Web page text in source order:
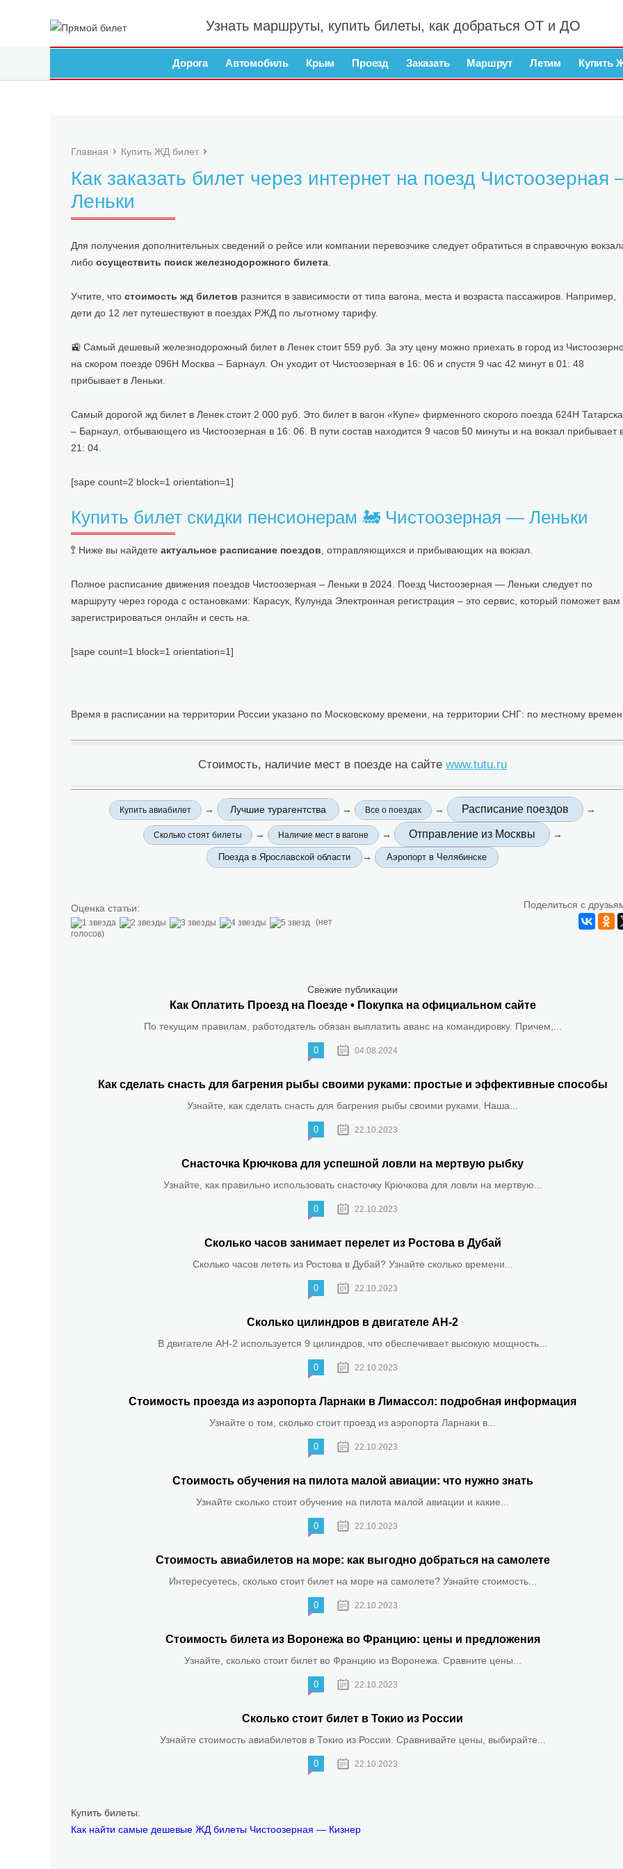
Узнать маршруты, купить билеты, как добраться ОТ и ДО
Дорога Автомобиль Крым Проезд Заказать Маршрут Летим Купить
Главная Купить ЖД билет
Как заказать билет через интернет на поезд Чистоозерная
Леньки
Для получения дополнительных сведений о рейсе или компании перевозчике следует обратиться в справочную
либо осуществить поиск железнодорожного билета.
Учтите, что стоимость жд билетов разнится в зависимости от типа вагона, места и возраста пассажиров. Например,
дети до 12 лет путешествуют в поездах РЖД по льготному тарифу.
🚉 Самый дешевый железнодорожный билет в Ленек стоит 559 руб. За эту цену можно приехать в город из
на скором поезде 096Н Москва – Барнаул. Он уходит от Чистоозерная в 16: 06 и спустя 9 час 42 минут в 01: 48
прибывает в Леньки.
Самый дорогой жд билет в Ленек стоит 2 000 руб. Это билет в вагон «Купе» фирменного скорого поезда 624Н
– Барнаул, отбывающего из Чистоозерная в 16: 06. В пути состав находится 9 часов 50 минуты и на вокзал прибывает
21: 04.
[sape count=2 block=1 orientation=1]
Купить билет скидки пенсионерам 🚂 Чистоозерная — Леньки
🚏 Ниже вы найдете актуальное расписание поездов, отправляющихся и прибывающих на вокзал.
Полное расписание движения поездов Чистоозерная – Леньки в 2024. Поезд Чистоозерная — Леньки следует по
маршруту через города с остановками: Карасук, Кулунда Электронная регистрация – это сервис, который поможет вам
зарегистрироваться онлайн и сесть на.
[sape count=1 block=1 orientation=1]
Время в расписании на территории России указано по Московскому времени, на территории СНГ: по местному
Стоимость, наличие мест в поезде на сайте www.tutu.ru
Купить авиабилет → Лучшие турагентства → Все о поездах → Расписание поездов →
Сколько стоят билеты → Наличие мест в вагоне → Отправление из Москвы →
Поезда в Ярославской области → Аэропорт в Челябинске
Оценка статьи:
(нет
голосов)
Поделиться с
Свежие публикации
Как Оплатить Проезд на Поезде • Покупка на официальном сайте
По текущим правилам, работодатель обязан выплатить аванс на командировку. Причем,...
0 04.08.2024
Как сделать снасть для багрения рыбы своими руками: простые и эффективные способы
Узнайте, как сделать снасть для багрения рыбы своими руками. Наша...
0 22.10.2023
Снасточка Крючкова для успешной ловли на мертвую рыбку
Узнайте, как правильно использовать снасточку Крючкова для ловли на мертвую...
0 22.10.2023
Сколько часов занимает перелет из Ростова в Дубай
Сколько часов лететь из Ростова в Дубай? Узнайте сколько времени...
0 22.10.2023
Сколько цилиндров в двигателе АН-2
В двигателе АН-2 используется 9 цилиндров, что обеспечивает высокую мощность...
0 22.10.2023
Стоимость проезда из аэропорта Ларнаки в Лимассол: подробная информация
Узнайте о том, сколько стоит проезд из аэропорта Ларнаки в...
0 22.10.2023
Стоимость обучения на пилота малой авиации: что нужно знать
Узнайте сколько стоит обучение на пилота малой авиации и какие...
0 22.10.2023
Стоимость авиабилетов на море: как выгодно добраться на самолете
Интересуетесь, сколько стоит билет на море на самолете? Узнайте стоимость...
0 22.10.2023
Стоимость билета из Воронежа во Францию: цены и предложения
Узнайте, сколько стоит билет во Францию из Воронежа. Сравните цены...
0 22.10.2023
Сколько стоит билет в Токио из России
Узнайте стоимость авиабилетов в Токио из России. Сравнивайте цены, выбирайте...
0 22.10.2023
Купить билеты:
Как найти самые дешевые ЖД билеты Чистоозерная — Кизнер